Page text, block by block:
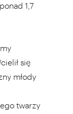
1,7
się
młody
twarzy